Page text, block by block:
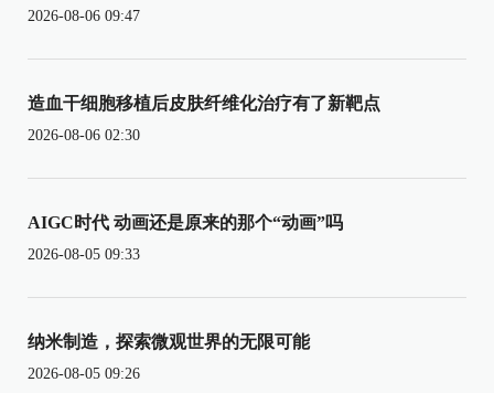
2026-08-06 09:47
造血干细胞移植后皮肤纤维化治疗有了新靶点
2026-08-06 02:30
AIGC时代 动画还是原来的那个“动画”吗
2026-08-05 09:33
纳米制造，探索微观世界的无限可能
2026-08-05 09:26